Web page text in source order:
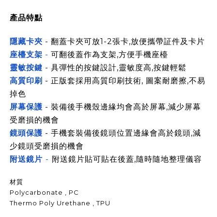
產品特點
隱藏卡夾 - 翻蓋卡夾可放1-2張卡,放便攜帶証件及卡片
座檯支架 - 可翻後蓋作為支架,方便手機座檯
靈敏按鍵 - 具彈性的按鍵設計,靈敏度高,按鍵輕鬆
高質印刷 - 正版套採用高質印刷技術, 圖案耐磨擦,不易
掉色
屏幕保護 - 裝備後手機殼邊緣均會高於屏幕,減少屏幕
受磨損的機會
鏡頭保護 - 手機套裝備後鏡頭位置邊緣會高於鏡頭,減
少鏡頭受磨損的機會
附送鏡片 - 附送鏡片貼可貼在後蓋,隨時隨地整理儀容
材質
Polycarbonate , PC
Thermo Poly Urethane , TPU